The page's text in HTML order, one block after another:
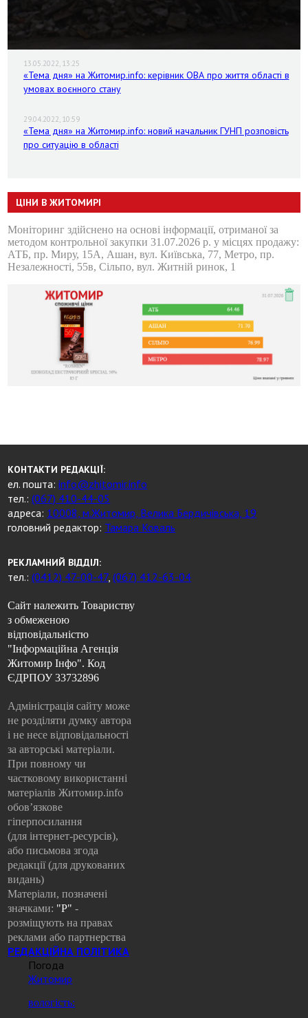
13.05.2022, 13:25
«Тема дня» на Житомир.info: керівник ОВА про життя області в
умовах воєнного стану
29.04.2022, 10:59
«Тема дня» на Житомир.info: новий начальник ГУНП розповість
про ситуацію в області
ЦІНИ В ЖИТОМИРІ
Моніторинг здійснено на основі інформації, отриманої за
методом контрольної закупки 31.07.2026 р. у місцях продажу:
АТБ, пр. Миру, 15А, Ашан, вул. Київська, 77, Метро, пр.
Незалежності, 55в, Сільпо, вул. Житній ринок, 1
КОНТАКТИ РЕДАКЦІЇ:
ел. пошта:info@zhitomir.info
тел.:(067) 410-44-05
адреса: 10008, м.Житомир, Велика Бердичівська, 19
головний редактор: Тамара Коваль
РЕКЛАМНИЙ ВІДДІЛ:
тел.:(0412) 47-00-47,(067) 412-63-04
Сайт належить Товариству
з обмеженою
відповідальністю
"Інформаційна Агенція
Житомир Інфо". Код
ЄДРПОУ 33732896
Адміністрація сайту може
не розділяти думку автора
і не несе відповідальності
за авторські матеріали.
При повному чи
частковому використанні
матеріалів Житомир.info
обов’язкове
гіперпосилання
(для інтернет-ресурсів),
або письмова згода
редакції (для друкованих
видань)
Матеріали, позначені
значками: "Р"-
розміщують на правах
реклами або партнерства
РЕДАКЦІЙНА ПОЛІТИКА
Погода
Житомир
вологість: